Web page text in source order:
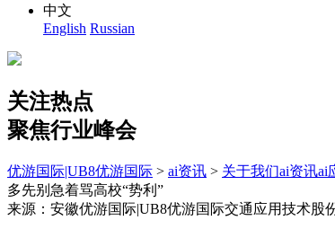
中文
English Russian
关注热点
聚焦行业峰会
优游国际|UB8优游国际 > ai资讯 > 关于我们ai资讯ai
多先别急着骂高校“势利”
来源：安徽优游国际|UB8优游国际交通应用技术股